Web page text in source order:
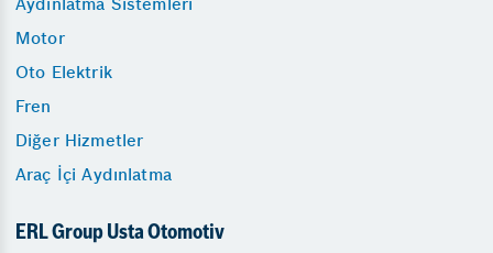
Motor
Oto Elektrik
Fren
Diğer Hizmetler
Araç İçi Aydınlatma
ERL Group Usta Otomotiv